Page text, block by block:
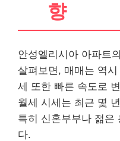
향
안성엘리시아 아파트
살펴보면, 매매는 역
세 또한 빠른 속도로
월세 시세는 최근 몇
특히 신혼부부나 젊은
다.